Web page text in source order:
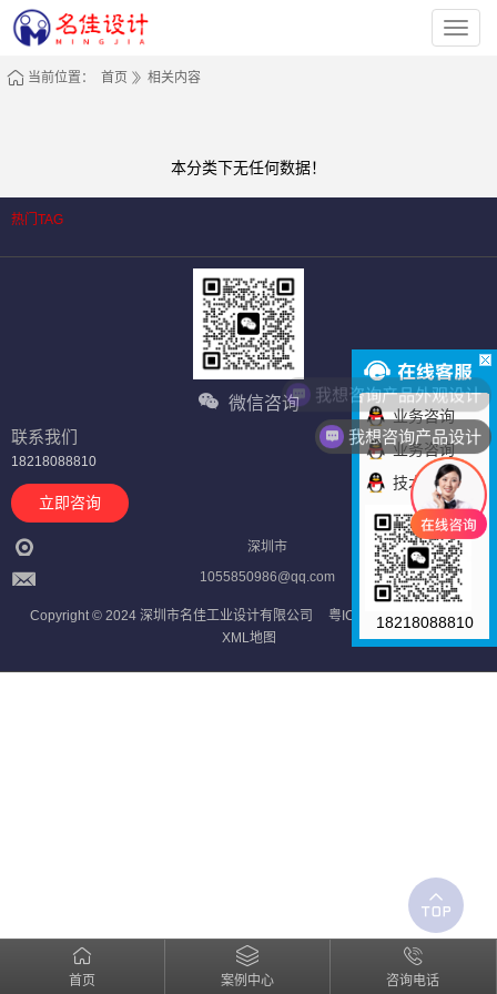
深
圳
公
当前位置： 首页 相关内容
本分类下无任何数据！
热门TAG
微信咨询
联系我们
18218088810
立即咨询
深圳市
1055850986@qq.com
Copyright © 2024 深圳市名佳工业设计有限公司
粤ICP备2023121709号
XML地图
业务咨询
业务咨询
技术咨询
18218088810
首页 案例中心 咨询电话
我想咨询产品设计
我想咨询产品外观设计